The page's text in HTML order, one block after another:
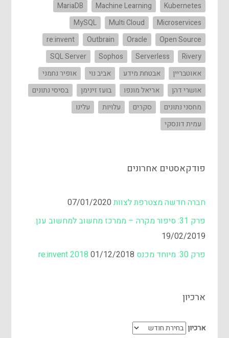
Kubernetes
Machine Learning
MariaDB
Microservices
Multi Cloud
MySQL
Open Source
Oracle
Outbrain
re:invent
Rivery
Serverless
Sophos
SQL Server
אאוטבריין
אבטחת מידע אביב נוי
אופיר נחמני
אושרי דהן
אריאל מונפו בועז זינימן
בסיסי נתונים
מחסני נתונים
סקרים עלויות
עלינו
עמית דונסקי
פודקאסטים אחרונים
חברה חדשה מצטרפת לצוות07/01/2020
פרק 31: סיפור מקרה – ממרכז מחשוב למחשוב ענן.
19/02/2019
פרק 30: מיוחד מכנס re:invent 2018
01/12/2018
ארכיון
ארכיון